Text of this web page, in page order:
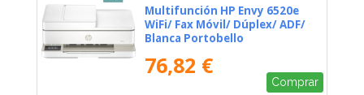
Multifunción HP Envy 6520e
WiFi/ Fax Móvil/ Dúplex/ ADF/
Blanca Portobello
76,82 €
Comprar